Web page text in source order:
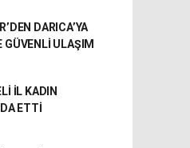
DARICA’YA
GÜVENLİ ULAŞIM
İL KADIN
ETTİ